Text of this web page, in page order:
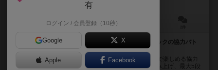
20～30分
積めば積むほど、家族が夢中。脳が燃える、木製ブロックの協力バト
『チームアップ』は、シンプルなのに奥深い、1～4人で楽しめる協力
型パズルゲーム。色や形の条件に従ってブロックを積み上げ、最大5段
有
ログイン / 会員登録（10秒）
Google X
Apple Facebook